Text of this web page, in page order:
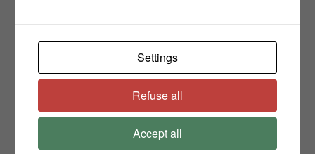
Settings
Refuse all
Accept all